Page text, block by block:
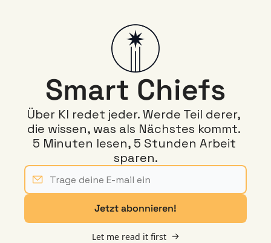
Smart Chiefs
Über KI redet jeder. Werde Teil derer,
die wissen, was als Nächstes kommt.
5 Minuten lesen, 5 Stunden Arbeit
sparen.
Jetzt abonnieren!
Let me read it first